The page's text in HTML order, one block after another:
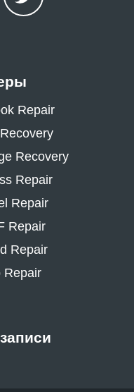
Repair
Recovery
Repair
Repair
Repair
Repair
Repair